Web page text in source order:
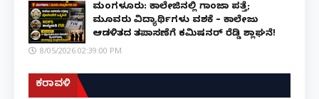
ಮಂಗಳೂರು: ಕಾಲೇಜಿನಲ್ಲಿ ಗಾಂಜಾ ಪತ್ತೆ;
ಮೂವರು ವಿದ್ಯಾರ್ಥಿಗಳು ವಶಕ್ಕೆ – ಕಾಲೇಜು
ಆಡಳಿತದ ತಪಾಸಣೆಗೆ ಕಮಿಷನರ್ ರೆಡ್ಡಿ ಶ್ಲಾಘನೆ!
8/05/2026 02:39:00 PM
ಕರಾವಳಿ